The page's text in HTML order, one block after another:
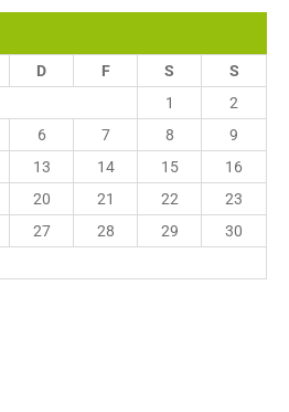
D F S
S
1
2
6 7 8
9
13 14 15
16
20 21 22
23
27 28 29
30